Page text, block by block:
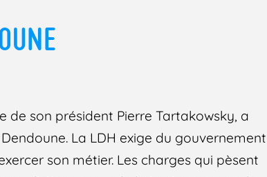
de son président Pierre Tartakowsky, a
La LDH exige du gouvernement
son métier. Les charges qui pèsent